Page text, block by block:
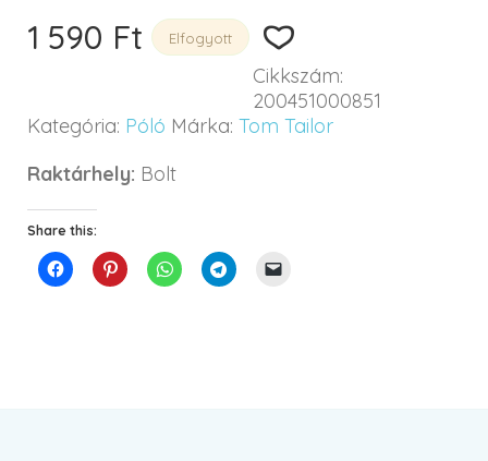
1 590 Ft Elfogyott
Cikkszám:
200451000851
Kategória: Póló Márka: Tom Tailor
Raktárhely: Bolt
Share this: